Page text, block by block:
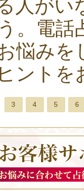
人がい
。電
悩みを
ントを
3 4 5 6